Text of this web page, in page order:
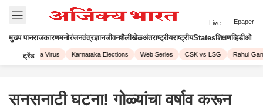
Live Epaper
मुख्य पानराजकारणमनोरंजनतंत्रज्ञानजीवनशैलीखेळअंतराष्ट्रीयराष्ट्रीयStatesशिक्षणव्हिडीओ
ट्रेंड
Corona Virus Karnataka Elections Web Series CSK vs LSG Rahul
सनसनाटी घटना! गोळ्यांचा वर्षाव करून